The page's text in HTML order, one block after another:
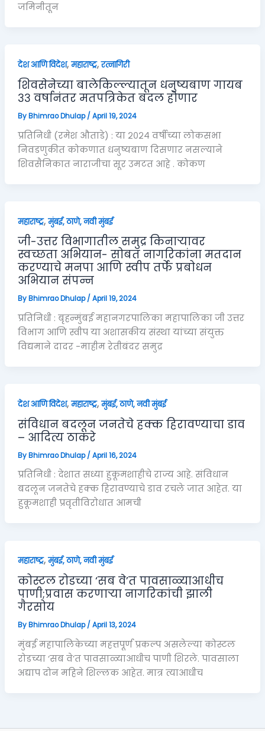
जमिनीतून
देश आणि विदेश, महाराष्ट्र,रत्नागिरी
शिवसेनेच्या बालेकिल्ल्यातून धनुष्यबाण गायब
३३ वर्षानंतर मतपत्रिकेत बदल होणार
By Bhimrao Dhulap/ April 19, 2024
प्रतिनिधी (रमेश औताडे) : या २०२४ वर्षीच्या लोकसभा
निवडणुकीत कोकणात धनुष्यबाण दिसणार नसल्याने
शिवसैनिकात नाराजीचा सूर उमटत आहे . कोकण
महाराष्ट्र, मुंबई, ठाणे, नवी मुंबई
जी-उत्तर विभागातील समुद्र किनाऱ्यावर
स्वच्छता अभियान- सोबत नागरिकांना मतदान
करण्याचे मनपा आणि स्वीप तर्फे प्रबोधन
अभियान संपन्न
ByBhimrao Dhulap/ April 19, 2024
प्रतिनिधी : बृहन्मुंबई महानगरपालिका महापालिका जी उत्तर
विभाग आणि स्वीप या अशासकीय संस्था यांच्या संयुक्त
विद्यमाने दादर -माहीम रेतीबंदर समुद्र
देश आणि विदेश, महाराष्ट्र, मुंबई, ठाणे, नवी मुंबई
संविधान बदलून जनतेचे हक्क हिरावण्याचा डाव
– आदित्य ठाकरे
By Bhimrao Dhulap/ April 16, 2024
प्रतिनिधी : देशात सध्या हुकूमशाहीचे राज्य आहे. संविधान
बदलून जनतेचे हक्क हिरावण्याचे डाव रचले जात आहेत. या
हुकूमशाही प्रवृतीविरोधात आमची
महाराष्ट्र, मुंबई, ठाणे, नवी मुंबई
कोस्टल रोडच्या ‘सब वे’त पावसाळ्याआधीच
पाणी;प्रवास करणाऱ्या नागरिकांची झाली
गैरसोय
By Bhimrao Dhulap/ April 13, 2024
मुंबई महापालिकेच्या महत्तपूर्ण प्रकल्प असलेल्या कोस्टल
रोडच्या ‘सब वे’त पावसाळ्याआधीच पाणी शिरले. पावसाला
अद्याप दोन महिने शिल्लक आहेत. मात्र त्याआधीच